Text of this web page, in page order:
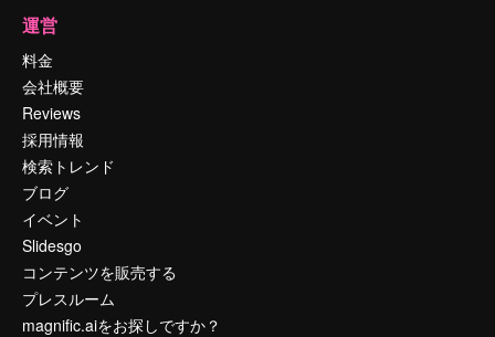
運営
料金
会社概要
Reviews
採用情報
検索トレンド
ブログ
イベント
Slidesgo
コンテンツを販売する
プレスルーム
magnific.aiをお探しですか？